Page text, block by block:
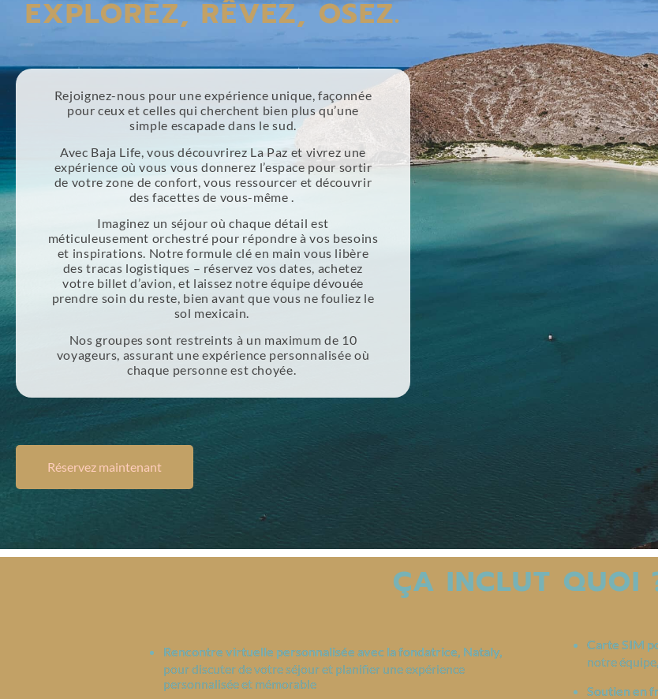
EXPLOREZ, RÊVEZ, OSEZ.
Rejoignez-nous pour une expérience unique, façonnée
pour ceux et celles qui cherchent bien plus qu’une
simple escapade dans le sud.
Avec Baja Life, vous découvrirez La Paz et vivrez une
expérience où vous vous donnerez l’espace pour sortir
de votre zone de confort, vous ressourcer et découvrir
des facettes de vous-même .
Imaginez un séjour où chaque détail est
méticuleusement orchestré pour répondre à vos besoins
et inspirations. Notre formule clé en main vous libère
des tracas logistiques – réservez vos dates, achetez
votre billet d’avion, et laissez notre équipe dévouée
prendre soin du reste, bien avant que vous ne fouliez le
sol mexicain.
Nos groupes sont restreints à un maximum de 10
voyageurs, assurant une expérience personnalisée où
chaque personne est choyée.
Réservez maintenant
ÇA INCLUT QUOI
Rencontre virtuelle personnalisée avec la fondatrice, Nataly,
pour discuter de votre séjour et planifier une expérience
personnalisée et mémorable
Carte SIM
notre
Soutien en